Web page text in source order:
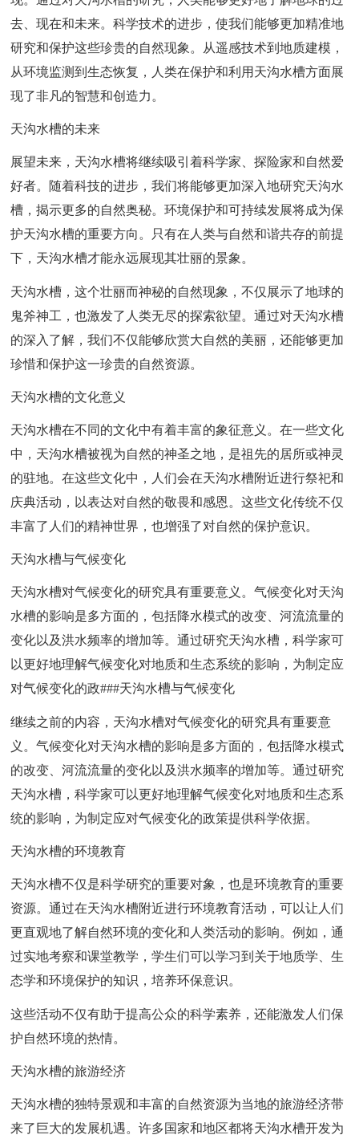
去、现在和未来。科学技术的进步，使我们能够更加精准地
研究和保护这些珍贵的自然现象。从遥感技术到地质建模，
从环境监测到生态恢复，人类在保护和利用天沟水槽方面展
现了非凡的智慧和创造力。
天沟水槽的未来
展望未来，天沟水槽将继续吸引着科学家、探险家和自然爱
好者。随着科技的进步，我们将能够更加深入地研究天沟水
槽，揭示更多的自然奥秘。环境保护和可持续发展将成为保
护天沟水槽的重要方向。只有在人类与自然和谐共存的前提
下，天沟水槽才能永远展现其壮丽的景象。
天沟水槽，这个壮丽而神秘的自然现象，不仅展示了地球的
鬼斧神工，也激发了人类无尽的探索欲望。通过对天沟水槽
的深入了解，我们不仅能够欣赏大自然的美丽，还能够更加
珍惜和保护这一珍贵的自然资源。
天沟水槽的文化意义
天沟水槽在不同的文化中有着丰富的象征意义。在一些文化
中，天沟水槽被视为自然的神圣之地，是祖先的居所或神灵
的驻地。在这些文化中，人们会在天沟水槽附近进行祭祀和
庆典活动，以表达对自然的敬畏和感恩。这些文化传统不仅
丰富了人们的精神世界，也增强了对自然的保护意识。
天沟水槽与气候变化
天沟水槽对气候变化的研究具有重要意义。气候变化对天沟
水槽的影响是多方面的，包括降水模式的改变、河流流量的
变化以及洪水频率的增加等。通过研究天沟水槽，科学家可
以更好地理解气候变化对地质和生态系统的影响，为制定应
对气候变化的政###天沟水槽与气候变化
继续之前的内容，天沟水槽对气候变化的研究具有重要意
义。气候变化对天沟水槽的影响是多方面的，包括降水模式
的改变、河流流量的变化以及洪水频率的增加等。通过研究
天沟水槽，科学家可以更好地理解气候变化对地质和生态系
统的影响，为制定应对气候变化的政策提供科学依据。
天沟水槽的环境教育
天沟水槽不仅是科学研究的重要对象，也是环境教育的重要
资源。通过在天沟水槽附近进行环境教育活动，可以让人们
更直观地了解自然环境的变化和人类活动的影响。例如，通
过实地考察和课堂教学，学生们可以学习到关于地质学、生
态学和环境保护的知识，培养环保意识。
这些活动不仅有助于提高公众的科学素养，还能激发人们保
护自然环境的热情。
天沟水槽的旅游经济
天沟水槽的独特景观和丰富的自然资源为当地的旅游经济带
来了巨大的发展机遇。许多国家和地区都将天沟水槽开发为